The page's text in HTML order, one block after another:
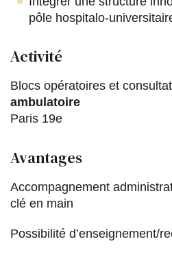
r
F
e
o
k
r
T
r
L
n
r
pôle hospitalo-
Activité
Blocs opératoires et
ambulatoire
Paris 19e
Avantages
Accompagnement
clé en main
Possibilité d’enseignement/